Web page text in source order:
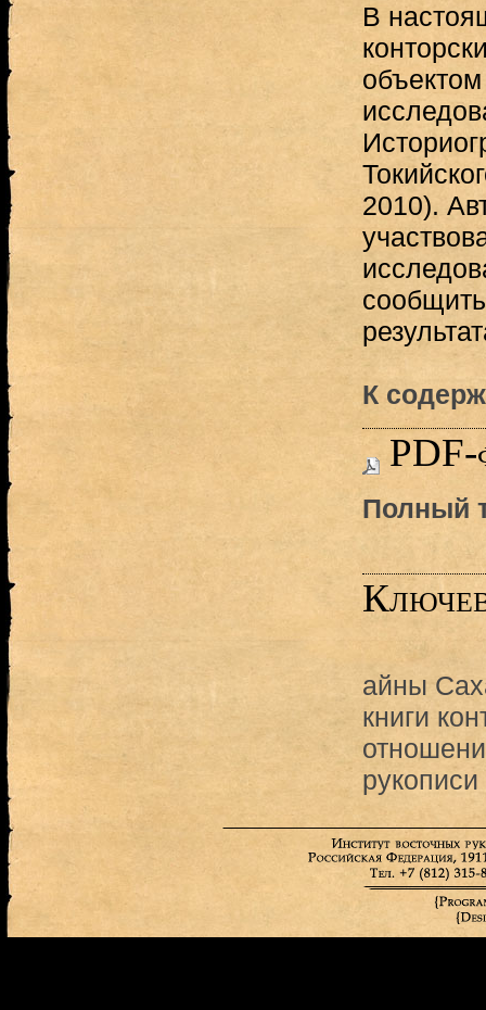
В
2010).
К
PDF-
Полный
айны
книги